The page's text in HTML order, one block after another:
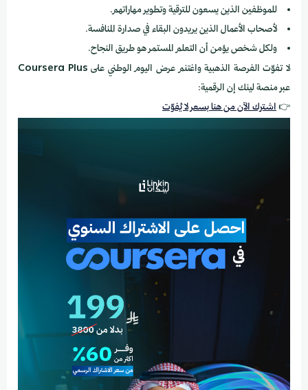
للموظفين الذين يسعون للترقية وتطوير مهاراتهم.
لأصحاب الأعمال الذين يريدون البقاء في صدارة المنافسة.
ولكل شخص يؤمن أن التعلم المستمر هو طريق النجاح.
لا تفوّت الفرصة الذهبية واغتنم عرض اليوم الوطني على Coursera Plus
عبر منصة لينك إن الرقمية:
👉اشترك الآن من هنا بسعر لا يُفوّت